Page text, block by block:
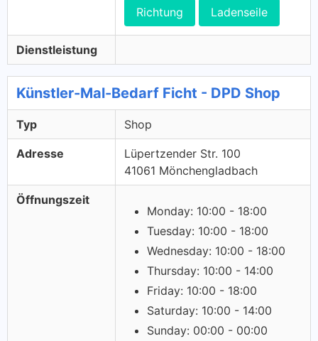
Richtung Ladenseile
Dienstleistung
Künstler-Mal-Bedarf Ficht - DPD Shop
Typ Shop
Adresse
Lüpertzender Str. 100
41061 Mönchengladbach
Öffnungszeit
Monday: 10:00 - 18:00
Tuesday: 10:00 - 18:00
Wednesday: 10:00 - 18:00
Thursday: 10:00 - 14:00
Friday: 10:00 - 18:00
Saturday: 10:00 - 14:00
Sunday: 00:00 - 00:00